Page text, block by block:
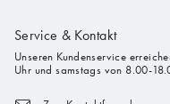
Service & Kontakt
Unseren Kundenservice
Uhr und samstags von 8.00-